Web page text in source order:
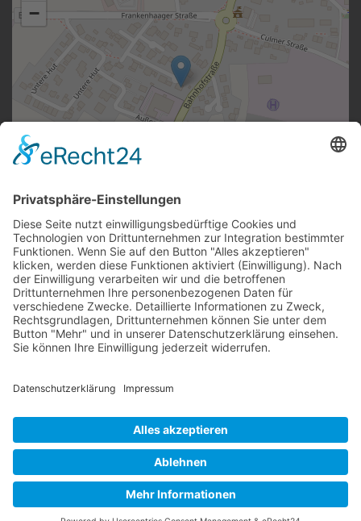
−
Datenschutz
Impressum
Copyright © 2025 - P.T.T. Planung und Technik Tröger